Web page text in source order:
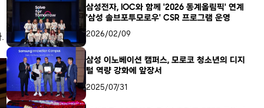
삼성전자, IOC와 함께 '2026 동계올림픽' 연계
'삼성 솔브포투모로우' CSR 프로그램 운영
2026/02/09
삼성 이노베이션 캠퍼스, 모로코 청소년의 디지
털 역량 강화에 앞장서
2025/07/31